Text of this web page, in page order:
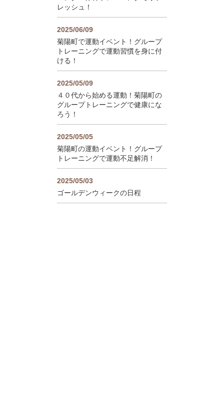
レッシュ！
2025/06/09
菊陽町で運動イベント！グループ
トレーニングで運動習慣を身に付
ける！
2025/05/09
４０代から始める運動！菊陽町の
グループトレーニングで健康にな
ろう！
2025/05/05
菊陽町の運動イベント！グループ
トレーニングで運動不足解消！
2025/05/03
ゴールデンウィークの日程